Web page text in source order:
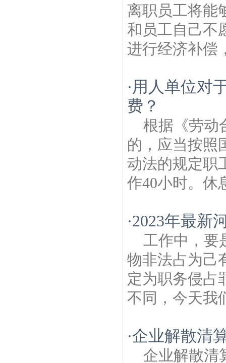
离职员工将能
和员工自己不
进行经济补偿
·用人单位对
费？
根据《劳动
的，应当按照
动法的规定职
作40小时。休
·2023年最新
工作中，要
物非法占为己
定为职务侵占
不同，今天我
·企业解散清
企业解散清